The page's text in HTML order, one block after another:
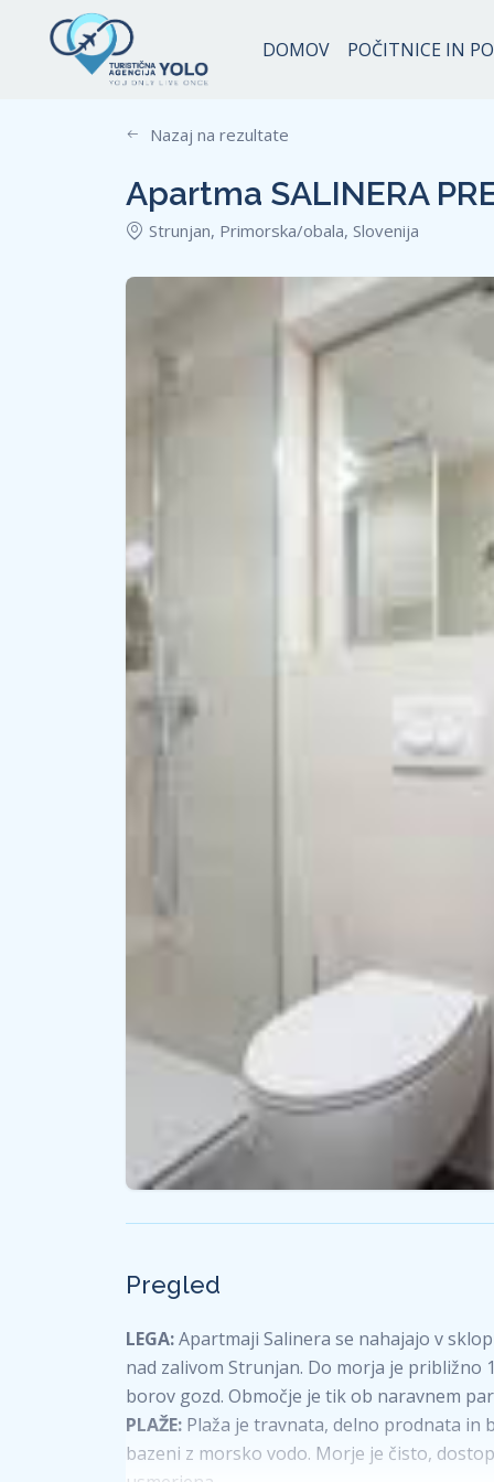
DOMOV POČITNICE IN
Apartma SALINERA PREMIUM
Nazaj na rezultate
Apartma SALINERA
Strunjan, Primorska/obala, Slovenija
Pregled
LEGA:Apartmaji Salinera se nahajajo v
nad zalivom Strunjan. Do morja je približno
borov gozd. Območje je tik ob naravnem
PLAŽE: Plaža je travnata, delno prodnata in
bazeni z morsko vodo. Morje je čisto,